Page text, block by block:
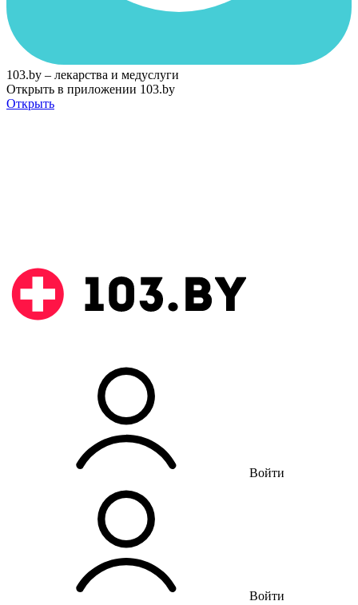
103.by – лекарства и медуслуги
Открыть в приложении 103.by
Открыть
Войти
Войти